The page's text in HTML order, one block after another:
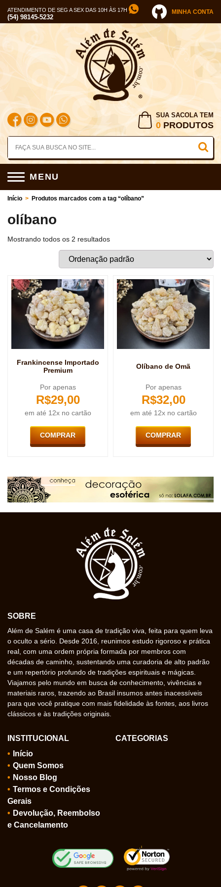
ATENDIMENTO DE SEG A SEX DAS 10H ÀS 17H
(54) 98145-5232
MINHA CONTA
SUA SACOLA TEM
0 PRODUTOS
MENU
Início > Produtos marcados com a tag “olíbano”
olíbano
Mostrando todos os 2 resultados
Frankincense Importado
Premium
Por apenas
R$29,00
em até 12x no cartão
COMPRAR
Olíbano de Omã
Por apenas
R$32,00
em até 12x no cartão
COMPRAR
SOBRE
Além de Salém é uma casa de tradição viva, feita para quem leva
o oculto a sério. Desde 2016, reunimos estudo rigoroso e prática
real, com uma ordem própria formada por membros com
décadas de caminho, sustentando uma curadoria de alto padrão
e um repertório profundo de tradições espirituais e mágicas.
Viajamos pelo mundo em busca de conhecimento, vivências e
materiais raros, trazendo ao Brasil insumos antes inacessíveis
para que você pratique com mais fidelidade às fontes, aos livros
clássicos e às tradições originais.
INSTITUCIONAL
Início
Quem Somos
Nosso Blog
Termos e Condições
Gerais
Devolução, Reembolso
e Cancelamento
CATEGORIAS